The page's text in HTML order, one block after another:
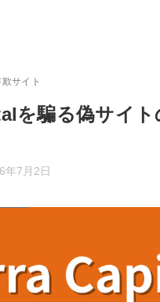
サイト
を騙る偽サイ
年7月2日